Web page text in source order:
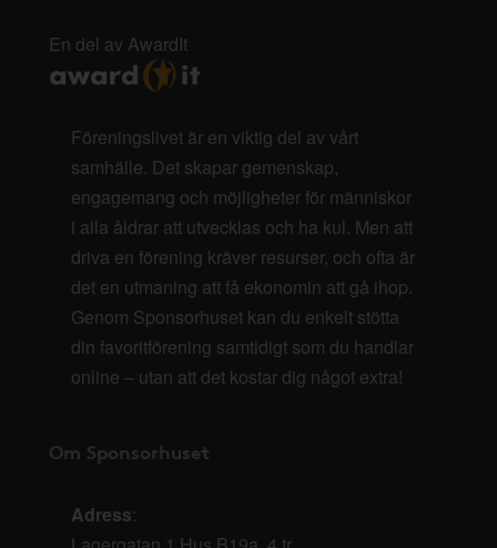
En del av AwardIt
Föreningslivet är en viktig del av vårt
samhälle. Det skapar gemenskap,
engagemang och möjligheter för människor
i alla åldrar att utvecklas och ha kul. Men att
driva en förening kräver resurser, och ofta är
det en utmaning att få ekonomin att gå ihop.
Genom Sponsorhuset kan du enkelt stötta
din favoritförening samtidigt som du handlar
online – utan att det kostar dig något extra!
Om Sponsorhuset
Adress: